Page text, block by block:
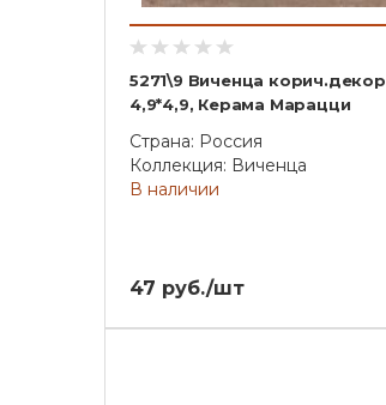
5271\9 Виченца корич.декор
4,9*4,9, Керама Марацци
Страна: Россия
Коллекция: Виченца
В наличии
47 руб./шт